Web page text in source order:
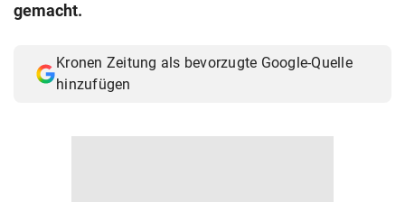
gemacht.
Kronen Zeitung als bevorzugte Google-Quelle
hinzufügen